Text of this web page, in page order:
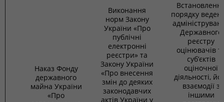
Наказ Фонду
державного
майна України
«Про
Виконання
норм Закону
України «Про
публічні
електронні
реєстри» та
Закону України
«Про внесення
змін до деяких
законодавчих
актів України у
порядку
Державного
реєстру
оцінювачів
суб’єктів
оціночної
діяльності,
взаємодії з
іншими